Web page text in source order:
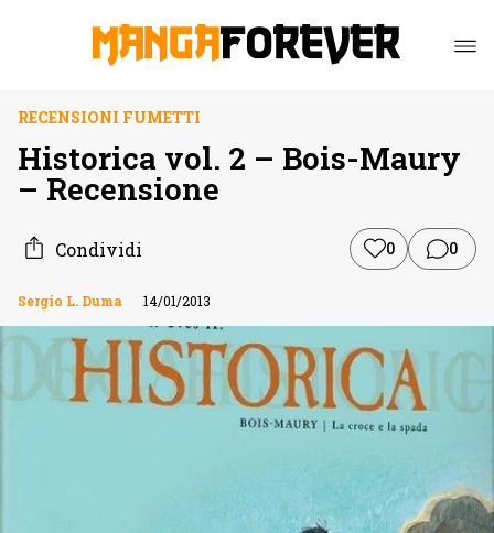
RECENSIONI FUMETTI
Historica vol. 2 – Bois-Maury
– Recensione
Condividi 0 0
Sergio L. Duma 14/01/2013